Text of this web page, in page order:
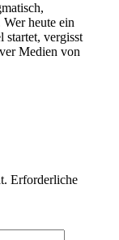
heute ein
startet, vergisst
Medien von
Erforderliche